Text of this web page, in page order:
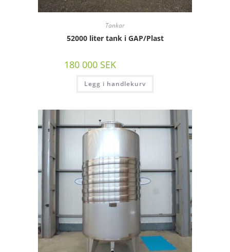
Tankar
52000 liter tank i GAP/Plast
180 000 SEK
Legg i handlekurv